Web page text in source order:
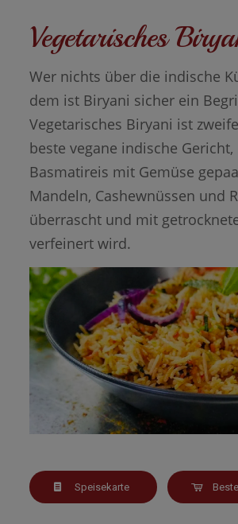
Vegetarisches
Wer nichts über die indische
dem ist Biryani sicher ein
Vegetarisches Biryani ist
beste vegane indische Gericht,
Basmatireis mit Gemüse
Mandeln, Cashewnüssen und
überrascht und mit
verfeinert wird.
Speisekarte